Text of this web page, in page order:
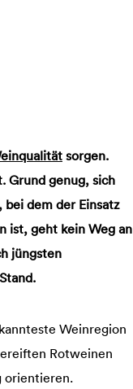
sorgen.
Grund genug, sich
dem der Einsatz
ist, geht kein Weg an
jüngsten
Weinregion
Rotweinen
orientieren.